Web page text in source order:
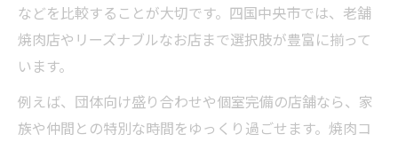
などを比較することが大切です。四国中央市では、老舗
焼肉店やリーズナブルなお店まで選択肢が豊富に揃って
います。
例えば、団体向け盛り合わせや個室完備の店舗なら、家
族や仲間との特別な時間をゆっくり過ごせます。焼肉コ